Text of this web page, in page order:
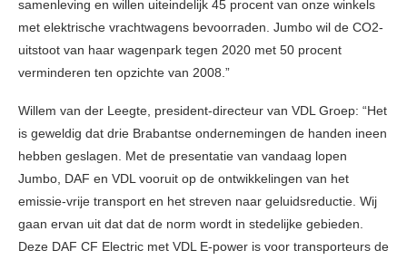
samenleving en willen uiteindelijk 45 procent van onze winkels
met elektrische vrachtwagens bevoorraden. Jumbo wil de CO2-
uitstoot van haar wagenpark tegen 2020 met 50 procent
verminderen ten opzichte van 2008.”
Willem van der Leegte, president-directeur van VDL Groep: “Het
is geweldig dat drie Brabantse ondernemingen de handen ineen
hebben geslagen. Met de presentatie van vandaag lopen
Jumbo, DAF en VDL vooruit op de ontwikkelingen van het
emissie-vrije transport en het streven naar geluidsreductie. Wij
gaan ervan uit dat dat de norm wordt in stedelijke gebieden.
Deze DAF CF Electric met VDL E-power is voor transporteurs de